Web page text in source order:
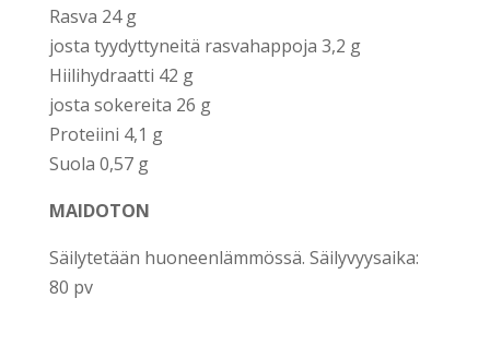
Ras­va 24 g
jos­ta tyy­dyt­ty­nei­tä ras­va­hap­po­ja 3,2 g
Hii­li­hy­draat­ti 42 g
jos­ta soke­rei­ta 26 g
Pro­teii­ni 4,1 g
Suo­la 0,57 g
MAIDOTON
Säi­ly­te­tään huo­neen­läm­mös­sä. Säi­ly­vyy­sai­ka:
80 pv